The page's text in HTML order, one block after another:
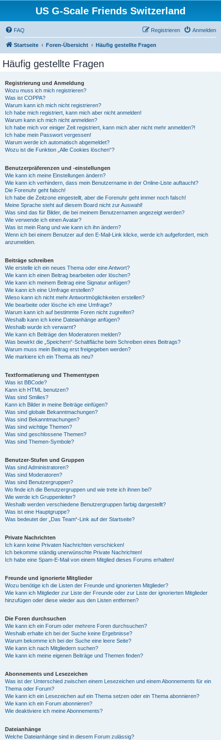
US G-Scale Friends Switzerland
FAQ Anmelden
Registrieren
Startseite Foren-Übersicht Häufig gestellte Fragen
Häufig gestellte Fragen
Registrierung und Anmeldung
Wozu muss ich mich registrieren?
Was ist COPPA?
Warum kann ich mich nicht registrieren?
Ich habe mich registriert, kann mich aber nicht anmelden!
Warum kann ich mich nicht anmelden?
Ich habe mich vor einiger Zeit registriert, kann mich aber nicht mehr anmelden?!
Ich habe mein Passwort vergessen!
Warum werde ich automatisch abgemeldet?
Wozu ist die Funktion „Alle Cookies löschen“?
Benutzerpräferenzen und -einstellungen
Wie kann ich meine Einstellungen ändern?
Wie kann ich verhindern, dass mein Benutzername in der Online-Liste auftaucht?
Die Forenuhr geht falsch!
Ich habe die Zeitzone eingestellt, aber die Forenuhr geht immer noch falsch!
Meine Sprache steht auf diesem Board nicht zur Auswahl!
Was sind das für Bilder, die bei meinem Benutzernamen angezeigt werden?
Wie verwende ich einen Avatar?
Was ist mein Rang und wie kann ich ihn ändern?
Wenn ich bei einem Benutzer auf den E-Mail-Link klicke, werde ich aufgefordert, mich
anzumelden.
Beiträge schreiben
Wie erstelle ich ein neues Thema oder eine Antwort?
Wie kann ich einen Beitrag bearbeiten oder löschen?
Wie kann ich meinem Beitrag eine Signatur anfügen?
Wie kann ich eine Umfrage erstellen?
Wieso kann ich nicht mehr Antwortmöglichkeiten erstellen?
Wie bearbeite oder lösche ich eine Umfrage?
Warum kann ich auf bestimmte Foren nicht zugreifen?
Weshalb kann ich keine Dateianhänge anfügen?
Weshalb wurde ich verwarnt?
Wie kann ich Beiträge den Moderatoren melden?
Was bewirkt die „Speichern“-Schaltfläche beim Schreiben eines Beitrags?
Warum muss mein Beitrag erst freigegeben werden?
Wie markiere ich ein Thema als neu?
Textformatierung und Thementypen
Was ist BBCode?
Kann ich HTML benutzen?
Was sind Smilies?
Kann ich Bilder in meine Beiträge einfügen?
Was sind globale Bekanntmachungen?
Was sind Bekanntmachungen?
Was sind wichtige Themen?
Was sind geschlossene Themen?
Was sind Themen-Symbole?
Benutzer-Stufen und Gruppen
Was sind Administratoren?
Was sind Moderatoren?
Was sind Benutzergruppen?
Wo finde ich die Benutzergruppen und wie trete ich ihnen bei?
Wie werde ich Gruppenleiter?
Weshalb werden verschiedene Benutzergruppen farbig dargestellt?
Was ist eine Hauptgruppe?
Was bedeutet der „Das Team“-Link auf der Startseite?
Private Nachrichten
Ich kann keine Privaten Nachrichten verschicken!
Ich bekomme ständig unerwünschte Private Nachrichten!
Ich habe eine Spam-E-Mail von einem Mitglied dieses Forums erhalten!
Freunde und ignorierte Mitglieder
Wozu benötige ich die Listen der Freunde und ignorierten Mitglieder?
Wie kann ich Mitglieder zur Liste der Freunde oder zur Liste der ignorierten Mitglieder
hinzufügen oder diese wieder aus den Listen entfernen?
Die Foren durchsuchen
Wie kann ich ein Forum oder mehrere Foren durchsuchen?
Weshalb erhalte ich bei der Suche keine Ergebnisse?
Warum bekomme ich bei der Suche eine leere Seite?
Wie kann ich nach Mitgliedern suchen?
Wie kann ich meine eigenen Beiträge und Themen finden?
Abonnements und Lesezeichen
Was ist der Unterschied zwischen einem Lesezeichen und einem Abonnements für ein
Thema oder Forum?
Wie kann ich ein Lesezeichen auf ein Thema setzen oder ein Thema abonnieren?
Wie kann ich ein Forum abonnieren?
Wie deaktiviere ich meine Abonnements?
Dateianhänge
Welche Dateianhänge sind in diesem Forum zulässig?